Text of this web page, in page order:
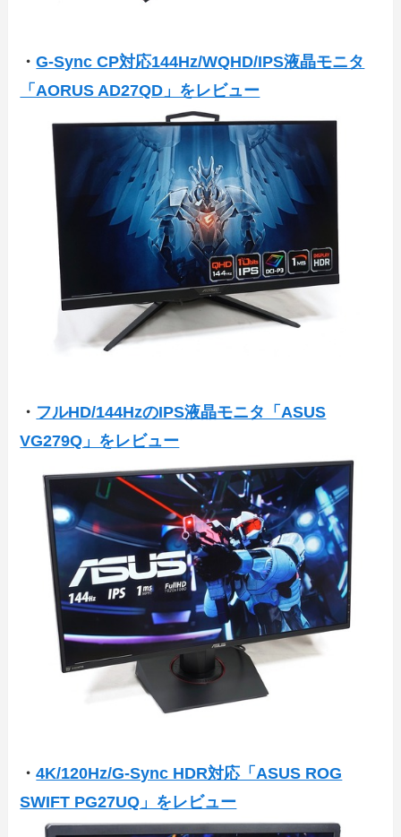
・G-Sync CP対応144Hz/WQHD/IPS液晶モニタ
「AORUS AD27QD」をレビュー
・ フルHD/144HzのIPS液晶モニタ「ASUS
VG279Q」をレビュー
・4K/120Hz/G-Sync HDR対応「ASUS ROG
SWIFT PG27UQ」をレビュー